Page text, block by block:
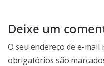
Deixe um
O seu endereço de e-mail
obrigatórios são